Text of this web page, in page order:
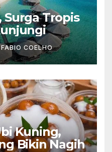
Surga Tropis
FABIO COELHO
Kuning,
Bikin Nagih